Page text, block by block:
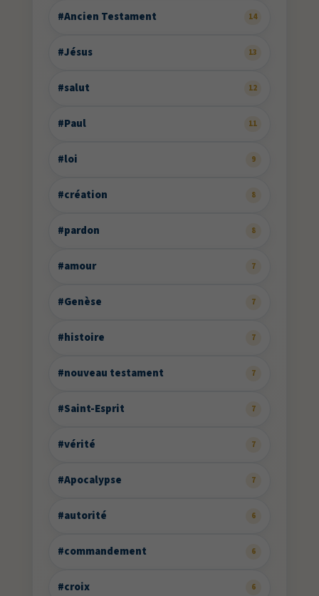
#Ancien Testament 14
#Jésus 13
#salut 12
#Paul 11
#loi 9
#création 8
#pardon 8
#amour 7
#Genèse 7
#histoire 7
#nouveau testament 7
#Saint-Esprit 7
#vérité 7
#Apocalypse 7
#autorité 6
#commandement 6
#croix 6